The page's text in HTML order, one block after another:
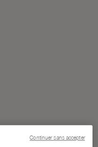
Continuer sans accepter